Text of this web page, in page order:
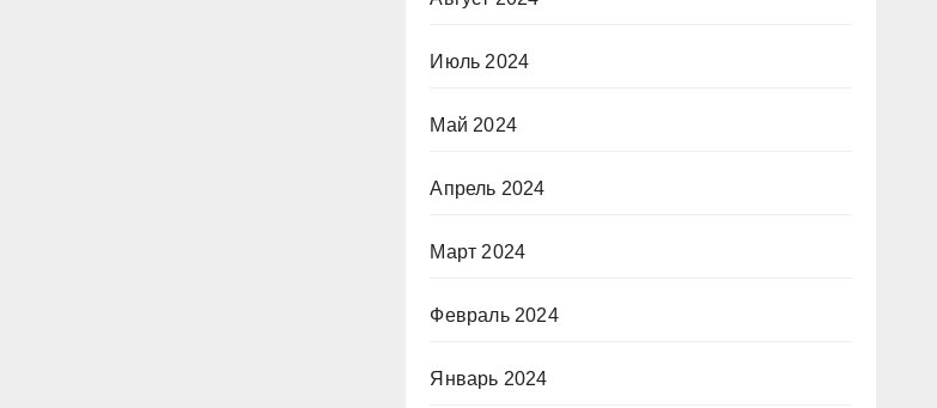
Июль 2024
Май 2024
Апрель 2024
Март 2024
Февраль 2024
Январь 2024